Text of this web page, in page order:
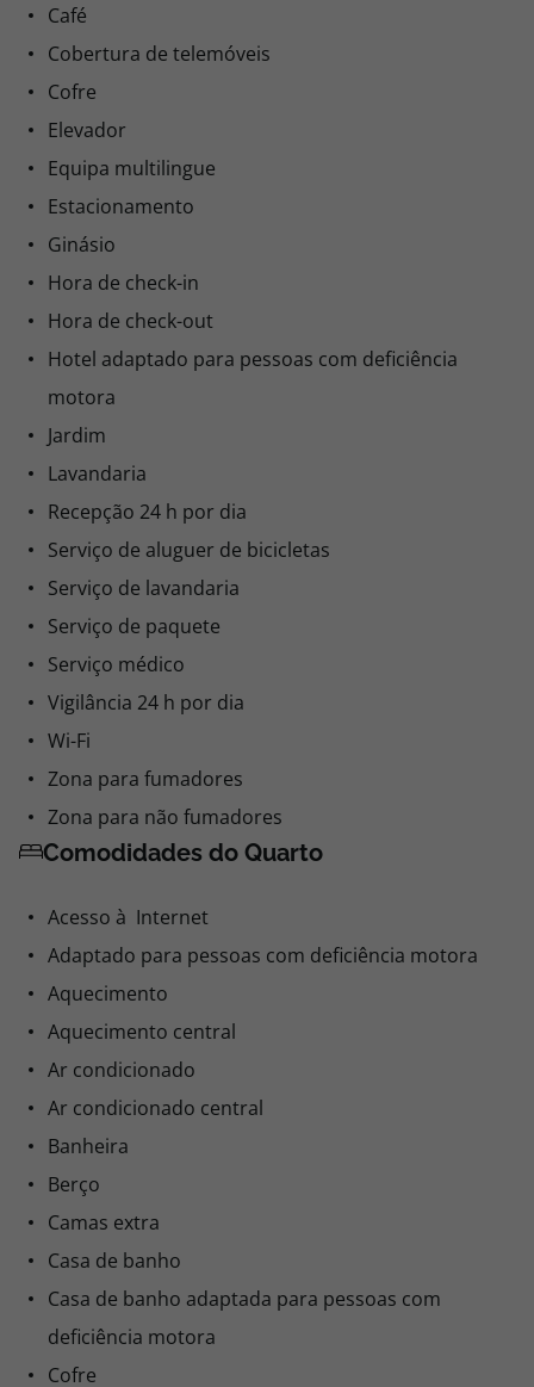
Café
Cobertura de telemóveis
Cofre
Elevador
Equipa multilingue
Estacionamento
Ginásio
Hora de check-in
Hora de check-out
Hotel adaptado para pessoas com deficiência
motora
Jardim
Lavandaria
Recepção 24 h por dia
Serviço de aluguer de bicicletas
Serviço de lavandaria
Serviço de paquete
Serviço médico
Vigilância 24 h por dia
Wi-Fi
Zona para fumadores
Zona para não fumadores
Comodidades do Quarto
Acesso à Internet
Adaptado para pessoas com deficiência motora
Aquecimento
Aquecimento central
Ar condicionado
Ar condicionado central
Banheira
Berço
Camas extra
Casa de banho
Casa de banho adaptada para pessoas com
deficiência motora
Cofre